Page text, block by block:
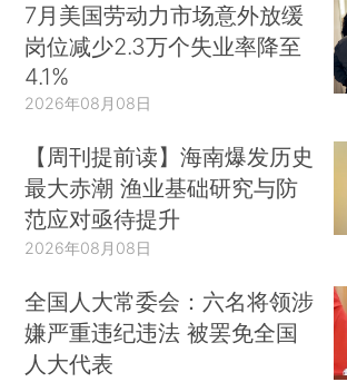
7月美国劳动力市场意外放缓
岗位减少2.3万个失业率降至
4.1%
2026年08月08日
【周刊提前读】海南爆发历史
最大赤潮 渔业基础研究与防
范应对亟待提升
2026年08月08日
全国人大常委会：六名将领涉
嫌严重违纪违法 被罢免全国
人大代表